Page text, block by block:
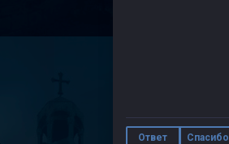
Ответ Спасибо